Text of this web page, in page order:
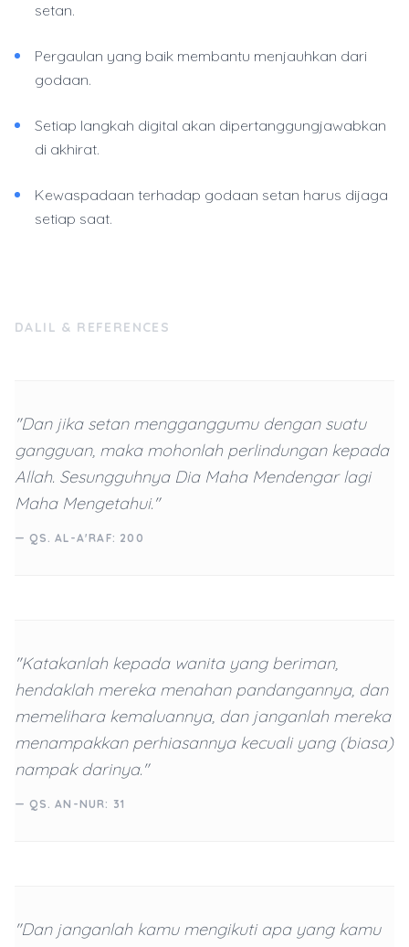
setan.
Pergaulan yang baik membantu menjauhkan dari
godaan.
Setiap langkah digital akan dipertanggungjawabkan
di akhirat.
Kewaspadaan terhadap godaan setan harus dijaga
setiap saat.
DALIL & REFERENCES
"Dan jika setan mengganggumu dengan suatu
gangguan, maka mohonlah perlindungan kepada
Allah. Sesungguhnya Dia Maha Mendengar lagi
Maha Mengetahui."
— QS. AL-A'RAF: 200
"Katakanlah kepada wanita yang beriman,
hendaklah mereka menahan pandangannya, dan
memelihara kemaluannya, dan janganlah mereka
menampakkan perhiasannya kecuali yang (biasa)
nampak darinya."
— QS. AN-NUR: 31
"Dan janganlah kamu mengikuti apa yang kamu